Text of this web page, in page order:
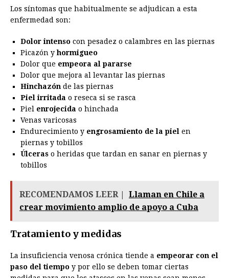
Los síntomas que habitualmente se adjudican a esta
enfermedad son:
Dolor intenso con pesadez o calambres en las piernas
Picazón yhormigueo
Dolor que empeora al pararse
Dolor que mejora al levantar las piernas
Hinchazón de las piernas
Piel irritada o reseca si se rasca
Piel enrojecida o hinchada
Venas varicosas
Endurecimiento y engrosamiento de la piel en
piernas y tobillos
Úlceras o heridas que tardan en sanar en piernas y
tobillos
RECOMENDAMOS LEER |
Llaman en Chile a
crear movimiento amplio de apoyo a Cuba
Tratamiento y medidas
La insuficiencia venosa crónica tiende a empeorar con el
paso del tiempo y por ello se deben tomar ciertas